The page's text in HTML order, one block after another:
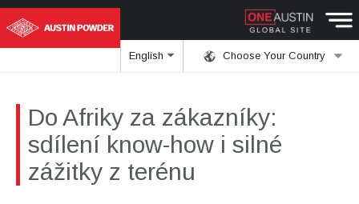
Choose Your Country
English
Do Afriky za zákazníky:
sdílení know-how i silné
zážitky z terénu